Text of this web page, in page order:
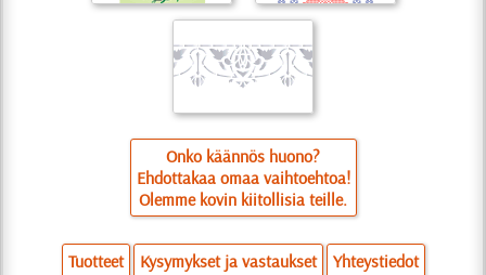
Onko käännös huono?
Ehdottakaa omaa vaihtoehtoa!
Olemme kovin kiitollisia teille.
Tuotteet Kysymykset ja vastaukset Yhteystiedot